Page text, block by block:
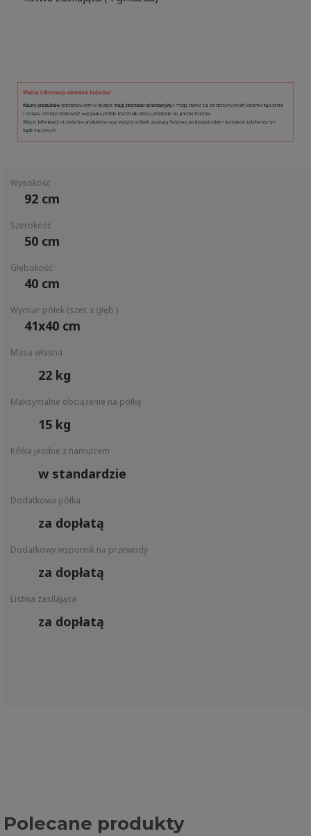
Wysokość
92 cm
Szerokość
50 cm
Głębokość
40 cm
Wymiar półek (szer. x głęb.)
41x40 cm
Masa własna
22 kg
Maksymalne obciążenie na półkę
15 kg
Kółka jezdne z hamulcem
w standardzie
Dodatkowa półka
za dopłatą
Dodatkowy wspornik na przewody
za dopłatą
Listwa zasilająca
za dopłatą
Polecane produkty